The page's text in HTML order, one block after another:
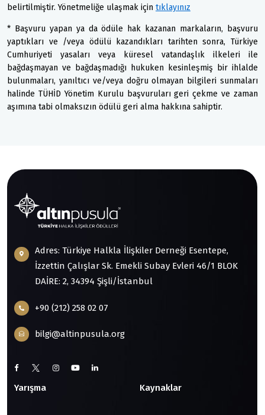
belirtilmiştir. Yönetmeliğe ulaşmak için tıklayınız
* Başvuru yapan ya da ödüle hak kazanan markaların, başvuru
yaptıkları ve /veya ödülü kazandıkları tarihten sonra, Türkiye
Cumhuriyeti yasaları veya küresel vatandaşlık ilkeleri ile
bağdaşmayan ve bağdaşmadığı hukuken kesinleşmiş bir ihlalde
bulunmaları, yanıltıcı ve/veya doğru olmayan bilgileri sunmaları
halinde TÜHİD Yönetim Kurulu başvuruları geri çekme ve zaman
aşımına tabi olmaksızın ödülü geri alma hakkına sahiptir.
Adres: Türkiye Halkla İlişkiler Derneği Esentepe,
İzzettin Çalışlar Sk. Emekli Subay Evleri 46/1 BLOK
DAİRE: 2, 34394 Şişli/İstanbul
+90 (212) 258 02 07
bilgi@altinpusula.org
Yarışma Kaynaklar